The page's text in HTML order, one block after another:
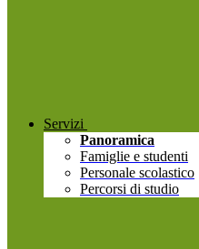
Servizi
Panoramica
Famiglie e studenti
Personale scolastico
Percorsi di studio